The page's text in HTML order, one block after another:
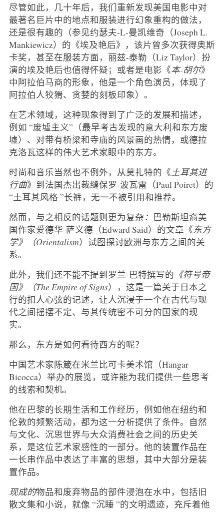
尽管如此，几十年后，我们重新发现美国电影中对
最著名巨片中的地点和服装进行幻象重构的做法，
还是很有趣的（参见约瑟夫-L-曼凯维奇（Joseph L.
Mankiewicz）的《埃及艳后》，该片曾多次获得奥斯
卡奖，甚至在服装方面，丽兹-泰勒（Liz Taylor）扮
演的埃及艳后也值得怀疑；或者是电影《本-胡尔》
中阿拉伯马商的形象，他是一个角色演员，体现了
阿拉伯人狡猾、贪婪的刻板印象）。
在艺术领域，这种现象得到了广泛的发展和描述，
例如 “废墟主义”（最早考古发现的意大利和东方废
墟）、对带有桥梁和寺庙的风景画的热情，或德拉
克洛瓦这样的伟大艺术家眼中的东方。
时尚和音乐当然也不例外，从莫扎特的《 土耳其进
行曲》到法国杰出裁缝保罗-波瓦雷（Paul Poiret）的
“土耳其风格 ”长裤，无一不被引用和推荐。
然而，与之相反的话题则更为复杂： 巴勒斯坦裔美
国作家爱德华-萨义德（Edward Said）的文章《东方
学》（Orientalism）试图探讨欧洲与东方之间的关
系。
此外，我们还不能不提到罗兰-巴特撰写的 《符号帝
国》（The Empire of Signs），这是一篇关于日本之
行的扣人心弦的记述，让人沉浸于一个在古代与现
代之间摇摆不定、与其传统密不可分的国家的现
实。
那么，东方是如何看待西方的呢？
中国艺术家陈箴在米兰比可卡美术馆（Hangar
Bicocca）举办的展览，或许能为我们提供一些思考
的线索和契机。
他在巴黎的长期生活和工作经历，例如他在纽约和
伦敦的频繁活动，都为这一分析提供了条件。自然
与文化、沉思世界与大众消费社会之间的历史关
系，是这位艺术家感性的一部分。他的装置作品在
一长串作品中表达了丰富的思想，其中大部分是装
置作品。
现成的物品和废弃物品的部件浸泡在水中，包括旧
散文集和小说，就像 “沉睡 ”的文明遗迹，充斥着他